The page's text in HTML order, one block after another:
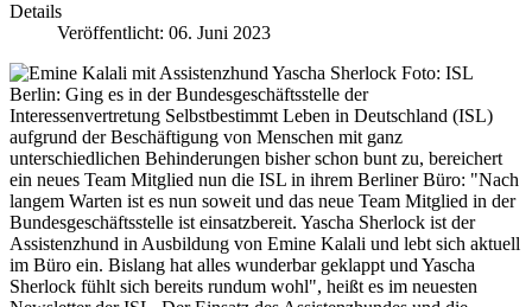
Details
Veröffentlicht: 06. Juni 2023
Berlin: Ging es in der Bundesgeschäftsstelle der
Interessenvertretung Selbstbestimmt Leben in Deutschland (ISL)
aufgrund der Beschäftigung von Menschen mit ganz
unterschiedlichen Behinderungen bisher schon bunt zu, bereichert
ein neues Team Mitglied nun die ISL in ihrem Berliner Büro: "Nach
langem Warten ist es nun soweit und das neue Team Mitglied in der
Bundesgeschäftsstelle ist einsatzbereit. Yascha Sherlock ist der
Assistenzhund in Ausbildung von Emine Kalali und lebt sich aktuell
im Büro ein. Bislang hat alles wunderbar geklappt und Yascha
Sherlock fühlt sich bereits rundum wohl", heißt es im neuesten